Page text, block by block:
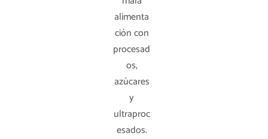
alimenta
ción con
procesad
os,
azúcares
y
ultraproc
esados.